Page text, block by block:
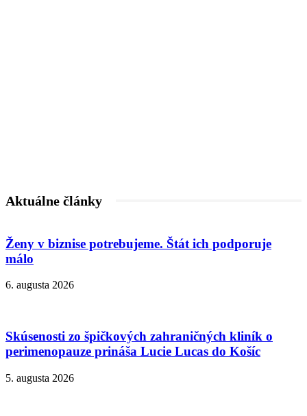
Aktuálne články
Ženy v biznise potrebujeme. Štát ich podporuje
málo
6. augusta 2026
Skúsenosti zo špičkových zahraničných kliník o
perimenopauze prináša Lucie Lucas do Košíc
5. augusta 2026